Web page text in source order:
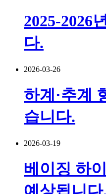
2025-2026
다.
2026-03-26
하계·추계
습니다.
2026-03-19
베이징 하